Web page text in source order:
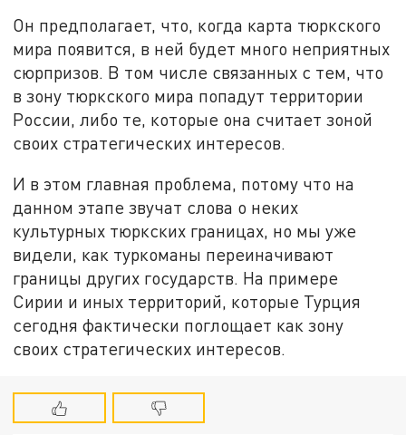
Он предполагает, что, когда карта тюркского
мира появится, в ней будет много неприятных
сюрпризов. В том числе связанных с тем, что
в зону тюркского мира попадут территории
России, либо те, которые она считает зоной
своих стратегических интересов.
И в этом главная проблема, потому что на
данном этапе звучат слова о неких
культурных тюркских границах, но мы уже
видели, как туркоманы переиначивают
границы других государств. На примере
Сирии и иных территорий, которые Турция
сегодня фактически поглощает как зону
своих стратегических интересов.